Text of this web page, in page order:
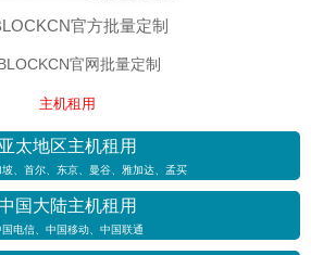
官方批量定制
官网批量定制
主机租用
亚太地区主机租用
、首尔、东京、曼谷、雅加达、孟买
国大陆主机租用
国电信、中国移动、中国联通